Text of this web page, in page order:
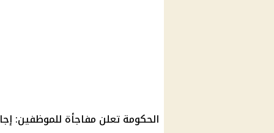
الحكومة تعلن مفاجأة للموظفين: إجازة